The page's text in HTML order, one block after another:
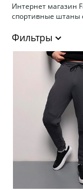
Интернет магазин
спортивные штаны